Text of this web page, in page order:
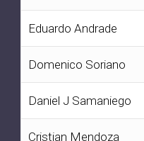
Eduardo Andrade
Domenico Soriano
Daniel J Samaniego
Cristian Mendoza